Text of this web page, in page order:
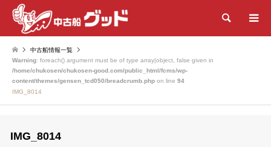
検索
中古船情報一覧
Warning: foreach() argument must be of type array|object, false given in
/home/chukosen/chukosen-good.com/public_html/fcms/wp-
content/themes/gensen_tcd050/breadcrumb.php on line 94
IMG_8014
IMG_8014